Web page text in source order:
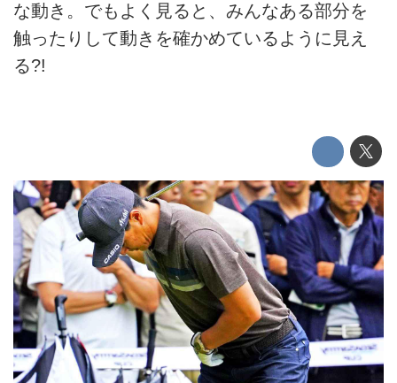
な動き。でもよく見ると、みんなある部分を
触ったりして動きを確かめているように見え
る?!